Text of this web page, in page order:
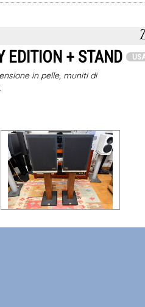
EDITION + STAND
in pelle, muniti di